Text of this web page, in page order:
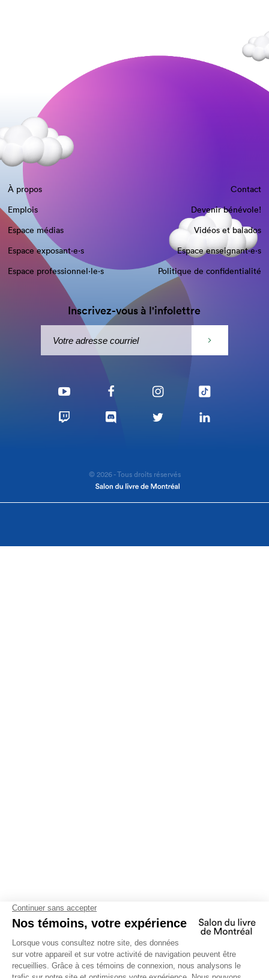
À propos
Contact
Emplois
Devenir bénévole!
Espace médias
Vidéos et balados
Espace exposant·e⋅s
Espace enseignant·e⋅s
Espace professionnel·le⋅s
Politique de confidentialité
Inscrivez-vous à l'infolettre
© 2026 - Tous droits réservés